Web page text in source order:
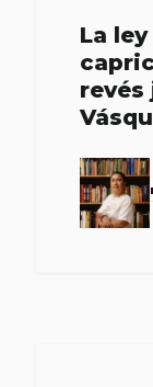
La
revés